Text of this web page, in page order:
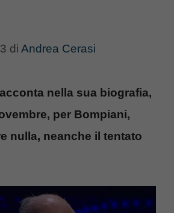
di Andrea Cerasi
nella sua biografia,
per Bompiani,
nulla, neanche il tentato